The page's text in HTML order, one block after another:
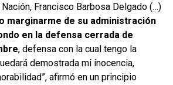
Francisco Barbosa Delgado (…)
marginarme de su administración
en la defensa cerrada de
, defensa con la cual tengo la
demostrada mi inocencia,
afirmó en un principio